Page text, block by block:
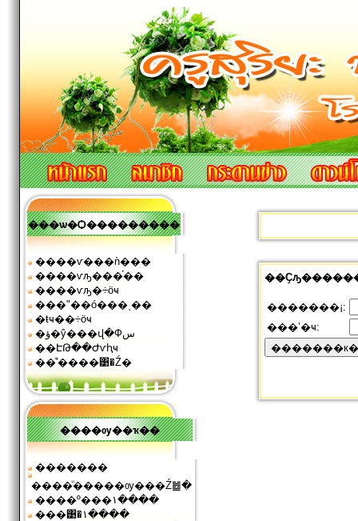
���ѡ�Ѻ���������
����ѵ���ǹ���
����ѵԡ���֡��
����ѵԡ�÷ӧҹ
���ʺ��ó���ͺ��
�ŧҹ��÷ӧҹ
�ؤ�ŷ���վ�Фس
��ԷԹ��Ժѵԧҹ
��ͧʹ����͹�Ź�
����ѹ��ҡ��
�������
����ͧ�����ѹ���Ź䷹�
����º���١����
���͹�١����
�������¡:
���ʼ�ҹ: